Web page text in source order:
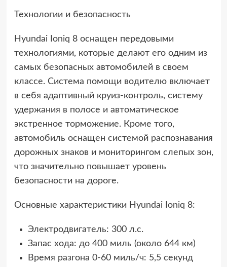
Технологии и безопасность
Hyundai Ioniq 8 оснащен передовыми
технологиями, которые делают его одним из
самых безопасных автомобилей в своем
классе. Система помощи водителю включает
в себя адаптивный круиз-контроль, систему
удержания в полосе и автоматическое
экстренное торможение. Кроме того,
автомобиль оснащен системой распознавания
дорожных знаков и мониторингом слепых зон,
что значительно повышает уровень
безопасности на дороге.
Основные характеристики Hyundai Ioniq 8:
Электродвигатель: 300 л.с.
Запас хода: до 400 миль (около 644 км)
Время разгона 0-60 миль/ч: 5,5 секунд